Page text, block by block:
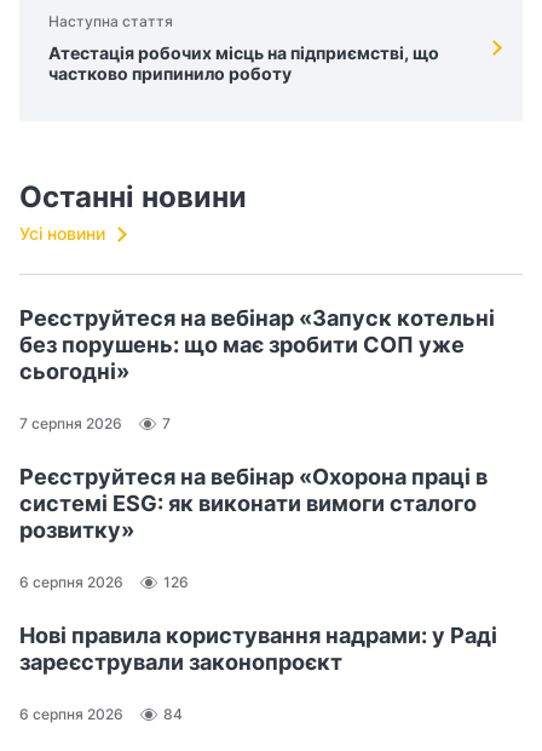
Наступна стаття
Атестація робочих місць на підприємстві, що
частково припинило роботу
Останні новини
Усі новини
Реєструйтеся на вебінар «Запуск котельні
без порушень: що має зробити СОП уже
сьогодні»
7 серпня 2026 7
Реєструйтеся на вебінар «Охорона праці в
системі ESG: як виконати вимоги сталого
розвитку»
6 серпня 2026 126
Нові правила користування надрами: у Раді
зареєстрували законопроєкт
6 серпня 2026 84